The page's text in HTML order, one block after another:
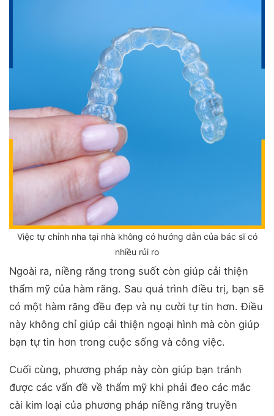
Việc tự chỉnh nha tại nhà không có hướng dẫn của bác sĩ có
nhiều rủi ro
Ngoài ra, niềng răng trong suốt còn giúp cải thiện
thẩm mỹ của hàm răng. Sau quá trình điều trị, bạn sẽ
có một hàm răng đều đẹp và nụ cười tự tin hơn. Điều
này không chỉ giúp cải thiện ngoại hình mà còn giúp
bạn tự tin hơn trong cuộc sống và công việc.
Cuối cùng, phương pháp này còn giúp bạn tránh
được các vấn đề về thẩm mỹ khi phải đeo các mắc
cài kim loại của phương pháp niềng răng truyền